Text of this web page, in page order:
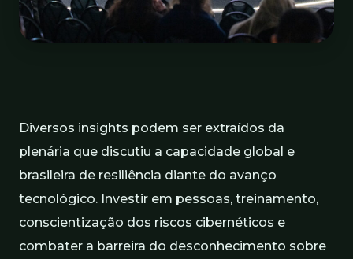
Diversos insights podem ser extraídos da
plenária que discutiu a capacidade global e
brasileira de resiliência diante do avanço
tecnológico. Investir em pessoas, treinamento,
conscientização dos riscos cibernéticos e
combater a barreira do desconhecimento sobre